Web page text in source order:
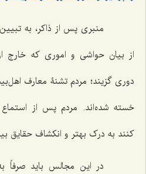
منبری پس از ذاکر، به
از بیان حواشی و اموری که
دوری گزیند؛ مردم تشنۀ معارف
خسته شده‌اند. مردم پس از
کنند به درک بهتر و انکشاف حقایق
در این مجالس باید صرفاً